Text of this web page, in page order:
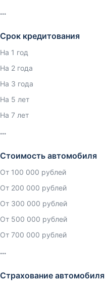
Срок кредитования
На 1 год
На 2 года
На 3 года
На 5 лет
На 7 лет
Стоимость автомобиля
От 100 000 рублей
От 200 000 рублей
От 300 000 рублей
От 500 000 рублей
От 700 000 рублей
Страхование автомобиля